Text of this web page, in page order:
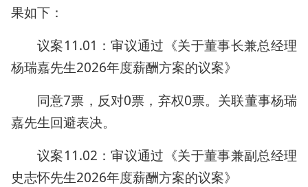
果如下：
议案11.01：审议通过《关于董事长兼总经理
杨瑞嘉先生2026年度薪酬方案的议案》
同意7票，反对0票，弃权0票。关联董事杨瑞
嘉先生回避表决。
议案11.02：审议通过《关于董事兼副总经理
史志怀先生2026年度薪酬方案的议案》